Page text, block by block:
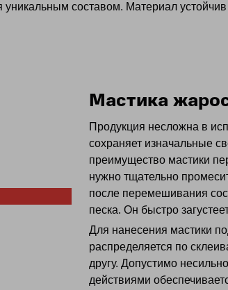
составом. Материал
Мастика
Продукция несложна в
сохраняет изначальные
преимущество мастики
нужно тщательно
после перемешивания
песка. Он быстро
Для нанесения мастики
распределяется по
другу. Допустимо
действиями